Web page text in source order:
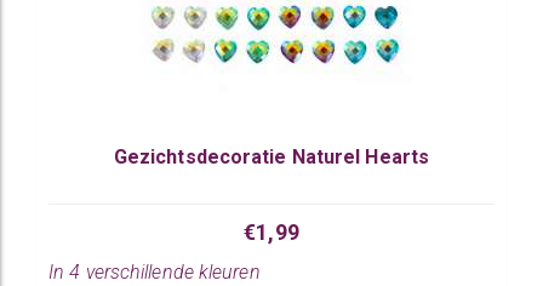
Gezichtsdecoratie Naturel Hearts
€1,99
In 4 verschillende kleuren